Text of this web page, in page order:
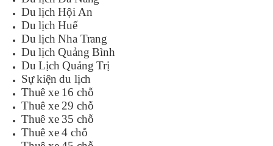
Du lịch Hội An
Du lịch Huế
Du lịch Nha Trang
Du lịch Quảng Bình
Du Lịch Quảng Trị
Sự kiện du lịch
Thuê xe 16 chỗ
Thuê xe 29 chỗ
Thuê xe 35 chỗ
Thuê xe 4 chỗ